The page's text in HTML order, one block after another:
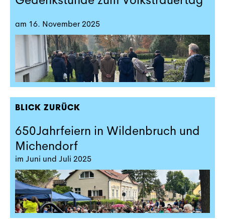
am 16. November 2025
BLICK ZURÜCK
650Jahrfeiern in Wildenbruch und
Michendorf
im Juni und Juli 2025